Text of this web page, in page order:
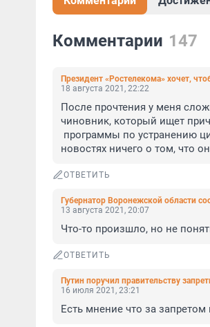
Комментарии 147
Президент «Ростелекома» хочет,
18 августа 2021, 22:22
После прочтения у меня
чиновник, который ищет
новостях ничего о том, что
ОТВЕТИТЬ
Губернатор Воронежской области
13 августа 2021, 20:07
Что-то произшло, но не
ОТВЕТИТЬ
Путин поручил правительству
16 июля 2021, 23:21
Есть мнение что за